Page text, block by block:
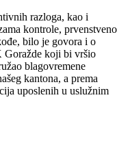
EU, što se danas moglo
razloga, kao i
kontrole, prvenstveno
bilo je govora i o
Goražde koji bi vršio
blagovremene